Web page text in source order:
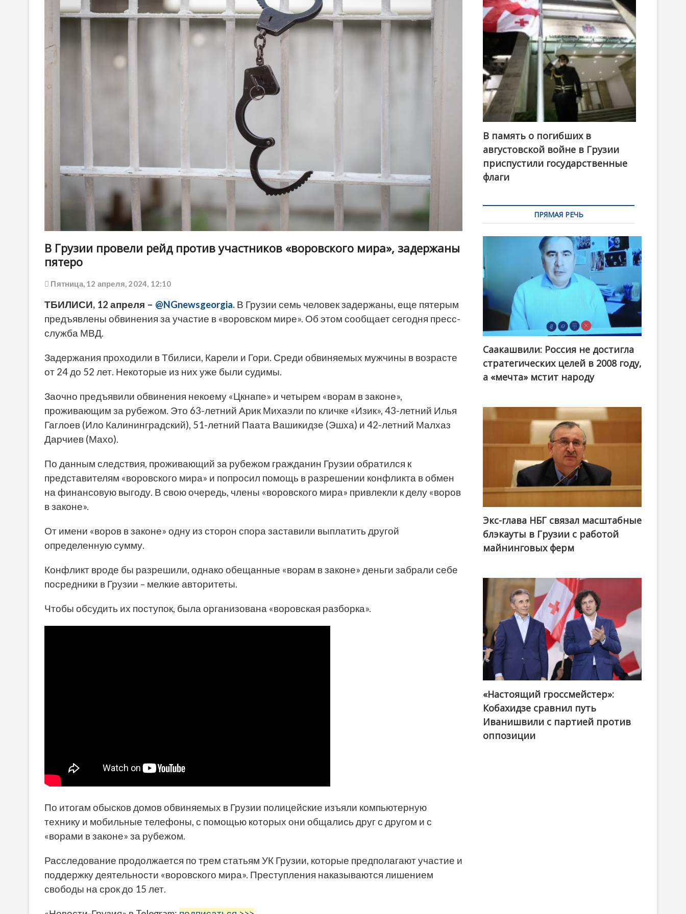
o
n
В Грузии провели рейд против участников «воровского мира», задержаны
пятеро
Пятница, 12 апреля, 2024, 12:10
ТБИЛИСИ, 12 апреля – @NGnewsgeorgia. В Грузии семь человек задержаны, еще пятерым
предъявлены обвинения за участие в «воровском мире». Об этом сообщает сегодня пресс-
служба МВД.
Задержания проходили в Тбилиси, Карели и Гори. Среди обвиняемых мужчины в возрасте
от 24 до 52 лет. Некоторые из них уже были судимы.
Заочно предъявили обвинения некоему «Цкнапе» и четырем «ворам в законе»,
проживающим за рубежом. Это 63-летний Арик Михаэли по кличке «Изик», 43-летний Илья
Гаглоев (Ило Калининградский), 51-летний Паата Вашикидзе (Эшха) и 42-летний Малхаз
Дарчиев (Махо).
По данным следствия, проживающий за рубежом гражданин Грузии обратился к
представителям «воровского мира» и попросил помощь в разрешении конфликта в обмен
на финансовую выгоду. В свою очередь, члены «воровского мира» привлекли к делу «воров
в законе».
От имени «воров в законе» одну из сторон спора заставили выплатить другой
определенную сумму.
Конфликт вроде бы разрешили, однако обещанные «ворам в законе» деньги забрали себе
посредники в Грузии – мелкие авторитеты.
Чтобы обсудить их поступок, была организована «воровская разборка».
По итогам обысков домов обвиняемых в Грузии полицейские изъяли компьютерную
технику и мобильные телефоны, с помощью которых они общались друг с другом и с
«ворами в законе» за рубежом.
Расследование продолжается по трем статьям УК Грузии, которые предполагают участие и
поддержку деятельности «воровского мира». Преступления наказываются лишением
свободы на срок до 15 лет.
В память о погибших в
августовской войне в Грузии
приспустили государственные
флаги
ПРЯМАЯ РЕЧЬ
Саакашвили: Россия не достигла
стратегических целей в 2008 году,
а «мечта» мстит народу
Экс-глава НБГ связал масштабные
блэкауты в Грузии с работой
майнинговых ферм
@ქართული ოცნება / Georgian Dream
«Настоящий гроссмейстер»:
Кобахидзе сравнил путь
Иванишвили с партией против
оппозиции